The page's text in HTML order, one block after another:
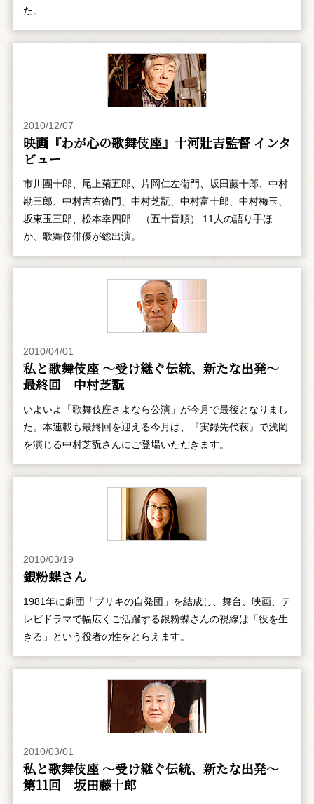
た。
2010/12/07
映画『わが心の歌舞伎座』十河壯吉監督 インタ
ビュー
市川團十郎、尾上菊五郎、片岡仁左衛門、坂田藤十郎、中村
勘三郎、中村吉右衛門、中村芝翫、中村富十郎、中村梅玉、
坂東玉三郎、松本幸四郎 （五十音順） 11人の語り手ほ
か、歌舞伎俳優が総出演。
2010/04/01
私と歌舞伎座 ～受け継ぐ伝統、新たな出発～
最終回 中村芝翫
いよいよ「歌舞伎座さよなら公演」が今月で最後となりまし
た。本連載も最終回を迎える今月は、『実録先代萩』で浅岡
を演じる中村芝翫さんにご登場いただきます。
2010/03/19
銀粉蝶さん
1981年に劇団「ブリキの自発団」を結成し、舞台、映画、テ
レビドラマで幅広くご活躍する銀粉蝶さんの視線は「役を生
きる」という役者の性をとらえます。
2010/03/01
私と歌舞伎座 ～受け継ぐ伝統、新たな出発～
第11回 坂田藤十郎